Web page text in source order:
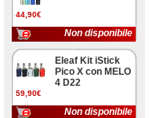
44,90€
Non disponibile
59,90€
Eleaf Kit iStick
Pico X con MELO
4 D22
Non disponibile